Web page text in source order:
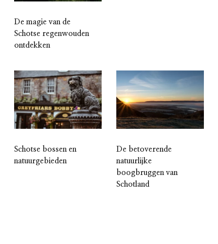
De magie van de
Schotse regenwouden
ontdekken
Schotse bossen en
natuurgebieden
De betoverende
natuurlijke
boogbruggen van
Schotland